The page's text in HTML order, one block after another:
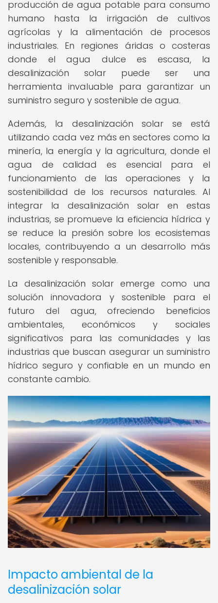
producción de agua potable para consumo
humano hasta la irrigación de cultivos
agrícolas y la alimentación de procesos
industriales. En regiones áridas o costeras
donde el agua dulce es escasa, la
desalinización solar puede ser una
herramienta invaluable para garantizar un
suministro seguro y sostenible de agua.
Además, la desalinización solar se está
utilizando cada vez más en sectores como la
minería, la energía y la agricultura, donde el
agua de calidad es esencial para el
funcionamiento de las operaciones y la
sostenibilidad de los recursos naturales. Al
integrar la desalinización solar en estas
industrias, se promueve la eficiencia hídrica y
se reduce la presión sobre los ecosistemas
locales, contribuyendo a un desarrollo más
sostenible y responsable.
La desalinización solar emerge como una
solución innovadora y sostenible para el
futuro del agua, ofreciendo beneficios
ambientales, económicos y sociales
significativos para las comunidades y las
industrias que buscan asegurar un suministro
hídrico seguro y confiable en un mundo en
constante cambio.
Impacto ambiental de la
desalinización solar